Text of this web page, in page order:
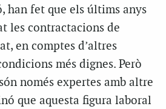
han fet que els últims anys
les contractacions de
en comptes d’altres
més dignes. Però
només expertes amb altre
que aquesta figura laboral